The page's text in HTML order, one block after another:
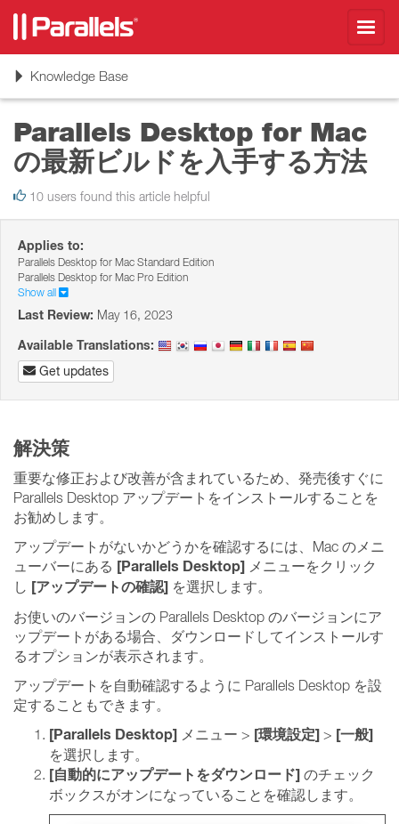
ToggleKnowledge Base
Parallels Desktop for Mac
の最新ビルドを入手する方法
10 users found this article helpful
Applies to:
Parallels Desktop for Mac Standard Edition
Parallels Desktop for Mac Pro Edition
Show all
Last Review: May 16, 2023
Available Translations:
Get updates
解決策
重要な修正および改善が含まれているため、発売後すぐに
Parallels Desktop アップデートをインストールすることを
お勧めします。
アップデートがないかどうかを確認するには、Mac のメニ
ューバーにある [Parallels Desktop] メニューをクリック
し [アップデートの確認] を選択します。
お使いのバージョンの Parallels Desktop のバージョンにア
ップデートがある場合、ダウンロードしてインストールす
るオプションが表示されます。
アップデートを自動確認するように Parallels Desktop を設
定することもできます。
[Parallels Desktop] メニュー > [環境設定] > [一般]
を選択します。
[自動的にアップデートをダウンロード] のチェック
ボックスがオンになっていることを確認します。